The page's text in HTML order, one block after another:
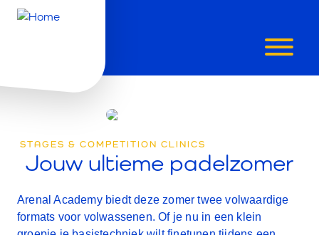
&
CLINICS
STAGES & COMPETITION CLINICS
Jouw ultieme padelzomer
Arenal Academy biedt deze zomer twee volwaardige
formats voor volwassenen. Of je nu in een klein